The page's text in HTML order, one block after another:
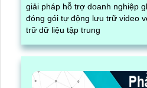
giải pháp hỗ trợ doanh nghiệp
đóng gói tự động lưu trữ video
trữ dữ liệu tập trung